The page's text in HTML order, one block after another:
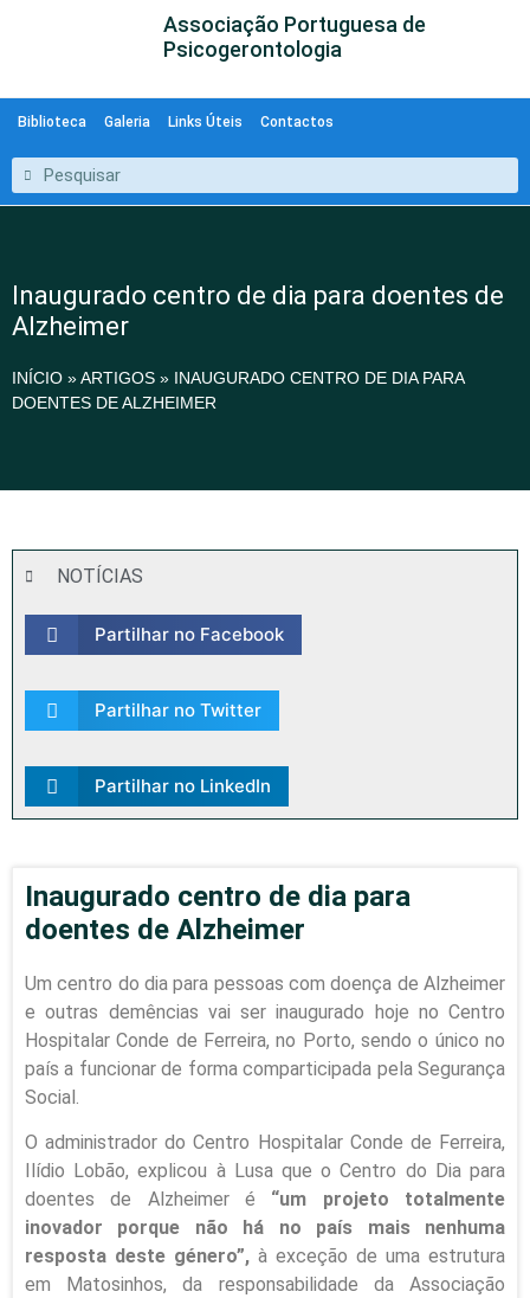
Associação Portuguesa de
Psicogerontologia
Biblioteca Galeria Links Úteis Contactos
Inaugurado centro de dia para doentes de
Alzheimer
INÍCIO »ARTIGOS » INAUGURADO CENTRO DE DIA PARA
DOENTES DE ALZHEIMER
NOTÍCIAS
Partilhar no Facebook
Partilhar no Twitter
Partilhar no LinkedIn
Inaugurado centro de dia para
doentes de Alzheimer
Um centro do dia para pessoas com doença de Alzheimer
e outras demências vai ser inaugurado hoje no Centro
Hospitalar Conde de Ferreira, no Porto, sendo o único no
país a funcionar de forma comparticipada pela Segurança
Social.
O administrador do Centro Hospitalar Conde de Ferreira,
Ilídio Lobão, explicou à Lusa que o Centro do Dia para
doentes de Alzheimer é “um projeto totalmente
inovador porque não há no país mais nenhuma
resposta deste género”, à exceção de uma estrutura
em Matosinhos, da responsabilidade da Associação